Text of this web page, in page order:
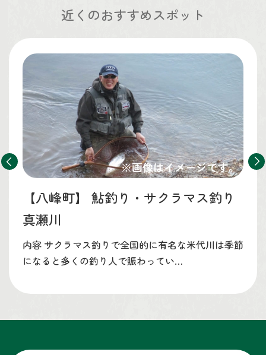
近くのおすすめスポット
【八峰町】
鮎釣り・サクラマス釣り
真瀬川
内容 サクラマス釣りで全国的に有名な米代川は季節
になると多くの釣り人で賑わってい…